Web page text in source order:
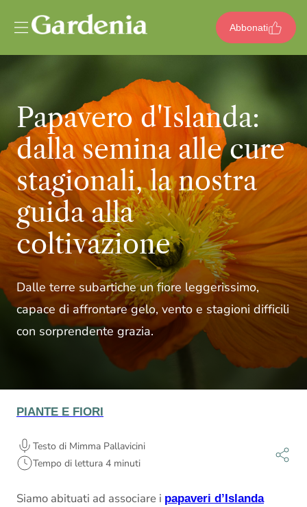
Abbonati
Papavero d'Islanda:
dalla semina alle cure
stagionali, la nostra
guida alla
coltivazione
Dalle terre subartiche un fiore leggerissimo,
capace di affrontare gelo, vento e stagioni difficili
con sorprendente grazia.
PIANTE E FIORI
Testo di Mimma Pallavicini
Tempo di lettura 4 minuti
Siamo abituati ad associare i papaveri d’Islanda